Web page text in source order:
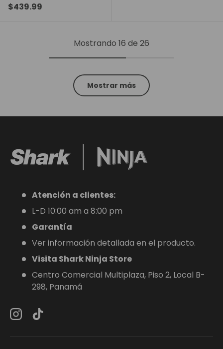
Precio normal
$439.99
Mostrando 16 de 26
Mostrar más
Atención a clientes:
L-D 10:00 am a 8:00 pm
Garantía
Ver información detallada en el producto.
Visita Shark Ninja Store
Centro Comercial Multiplaza, Piso 2, Local B-
298, Panamá
Instagram
TikTok